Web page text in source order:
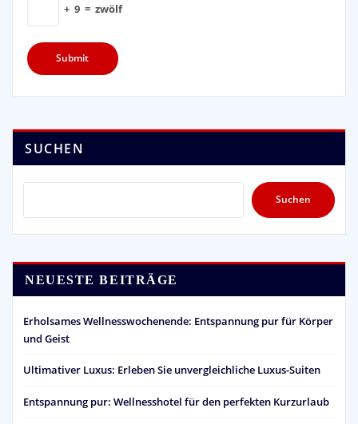
+ 9 = zwölf
SUCHEN
Suchen
NEUESTE BEITRÄGE
Erholsames Wellnesswochenende: Entspannung pur für Körper
und Geist
Ultimativer Luxus: Erleben Sie unvergleichliche Luxus-Suiten
Entspannung pur: Wellnesshotel für den perfekten Kurzurlaub